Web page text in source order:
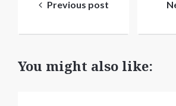
entradas
Previous post
You might also like: